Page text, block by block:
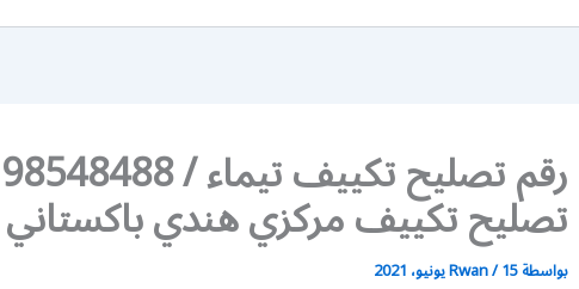
تصليح تكييف مركزي هندي باكستاني
بواسطة Rwan/15 يونيو، 2021